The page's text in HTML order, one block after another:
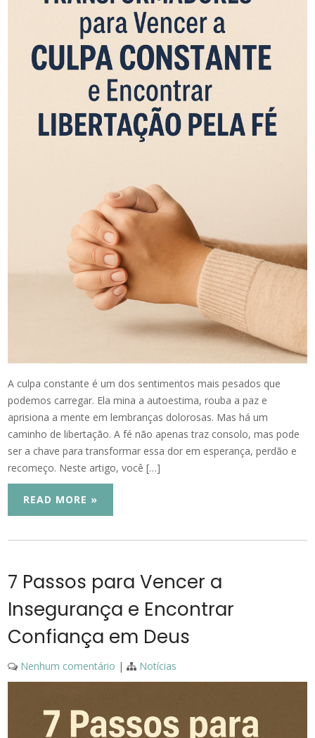
A culpa constante é um dos sentimentos mais pesados que
podemos carregar. Ela mina a autoestima, rouba a paz e
aprisiona a mente em lembranças dolorosas. Mas há um
caminho de libertação. A fé não apenas traz consolo, mas pode
ser a chave para transformar essa dor em esperança, perdão e
recomeço. Neste artigo, você […]
READ MORE »
7 Passos para Vencer a
Insegurança e Encontrar
Confiança em Deus
Nenhum comentário | Notícias